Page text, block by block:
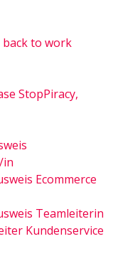
to work
StopPiracy,
in
Ecommerce
Teamleiterin
Kundenservice